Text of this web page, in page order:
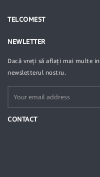
TELCOMEST
NEWLETTER
Dacă vreți să aflați mai multe
newsletterul nostru.
CONTACT